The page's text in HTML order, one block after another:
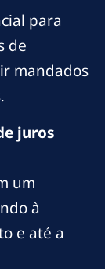
para
de
mandados
juros
um
à
e até a